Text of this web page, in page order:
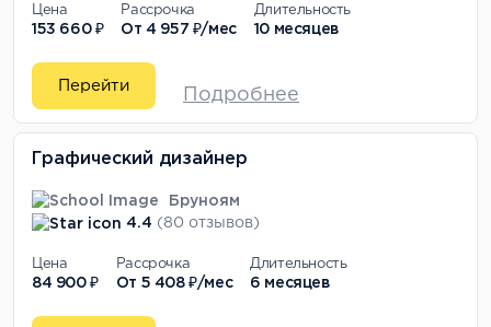
Цена
153 660 ₽
Рассрочка
От 4 957 ₽/мес
Длительность
10 месяцев
Перейти
Подробнее
Графический дизайнер
Бруноям
4.4 (80 отзывов)
Цена
84 900 ₽
Рассрочка
От 5 408 ₽/мес
Длительность
6 месяцев